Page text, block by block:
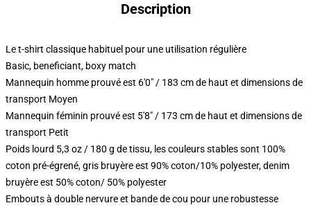
Description
Le t-shirt classique habituel pour une utilisation régulière
Basic, beneficiant, boxy match
Mannequin homme prouvé est 6'0" / 183 cm de haut et dimensions de
transport Moyen
Mannequin féminin prouvé est 5'8" / 173 cm de haut et dimensions de
transport Petit
Poids lourd 5,3 oz / 180 g de tissu, les couleurs stables sont 100%
coton pré-égrené, gris bruyère est 90% coton/10% polyester, denim
bruyère est 50% coton/ 50% polyester
Embouts à double nervure et bande de cou pour une robustesse